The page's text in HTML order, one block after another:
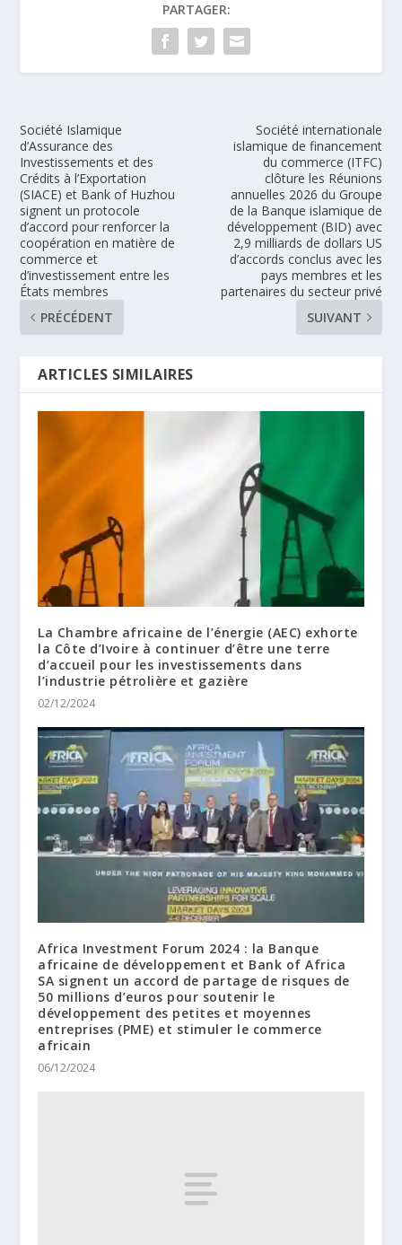
PARTAGER:
Société Islamique
d’Assurance des
Investissements et des
Crédits à l’Exportation
(SIACE) et Bank of Huzhou
signent un protocole
d’accord pour renforcer la
coopération en matière de
commerce et
d’investissement entre les
États membres
PRÉCÉDENT
Société internationale
islamique de financement
du commerce (ITFC)
clôture les Réunions
annuelles 2026 du Groupe
de la Banque islamique de
développement (BID) avec
2,9 milliards de dollars US
d’accords conclus avec les
pays membres et les
partenaires du secteur privé
SUIVANT
ARTICLES SIMILAIRES
La Chambre africaine de l’énergie (AEC) exhorte
la Côte d’Ivoire à continuer d’être une terre
d’accueil pour les investissements dans
l’industrie pétrolière et gazière
02/12/2024
Africa Investment Forum 2024 : la Banque
africaine de développement et Bank of Africa
SA signent un accord de partage de risques de
50 millions d’euros pour soutenir le
développement des petites et moyennes
entreprises (PME) et stimuler le commerce
africain
06/12/2024